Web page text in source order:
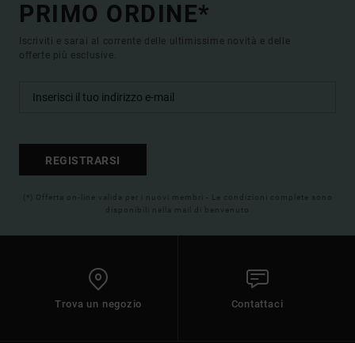
PRIMO ORDINE*
Iscriviti e sarai al corrente delle ultimissime novità e delle
offerte più esclusive.
REGISTRARSI
(*) Offerta on-line valida per i nuovi membri - Le condizioni complete sono
disponibili nella mail di benvenuto
Trova un negozio Contattaci